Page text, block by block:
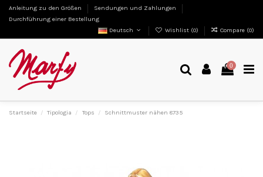
Anleitung zu den Größen
Sendungen und Zahlungen
Durchführung einer Bestellung
Deutsch
Wishlist (0) Compare (0)
0
Startseite Tipologia Tops Schnittmuster nähen 8735